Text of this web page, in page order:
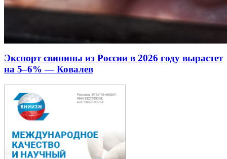
Экспорт свинины из России в 2026 году вырастет
на 5–6% — Ковалев